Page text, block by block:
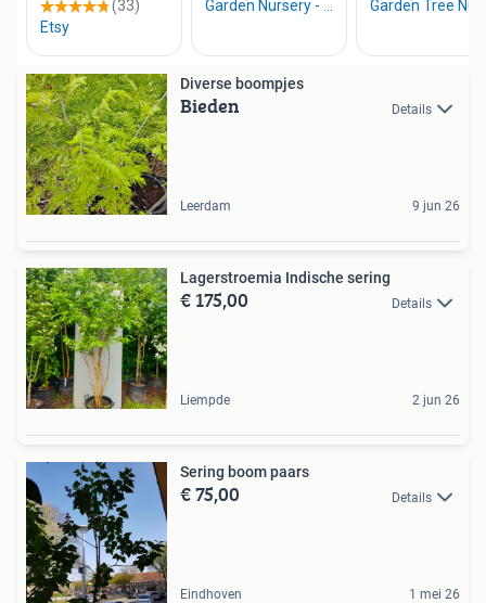
Diverse boompjes
Bieden Details
Leerdam 9 jun 26
Lagerstroemia Indische sering
€ 175,00 Details
Liempde 2 jun 26
Sering boom paars
€ 75,00 Details
Eindhoven 1 mei 26